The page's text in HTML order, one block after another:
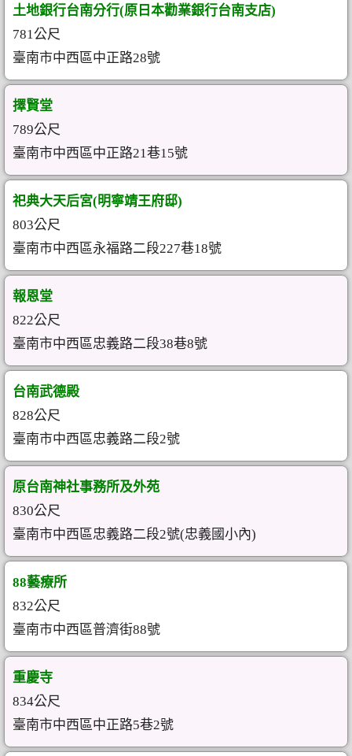
土地銀行台南分行(原日本勸業銀行台南支店)
781公尺
臺南市中西區中正路28號
擇賢堂
789公尺
臺南市中西區中正路21巷15號
祀典大天后宮(明寧靖王府邸)
803公尺
臺南市中西區永福路二段227巷18號
報恩堂
822公尺
臺南市中西區忠義路二段38巷8號
台南武德殿
828公尺
臺南市中西區忠義路二段2號
原台南神社事務所及外苑
830公尺
臺南市中西區忠義路二段2號(忠義國小內)
88藝療所
832公尺
臺南市中西區普濟街88號
重慶寺
834公尺
臺南市中西區中正路5巷2號